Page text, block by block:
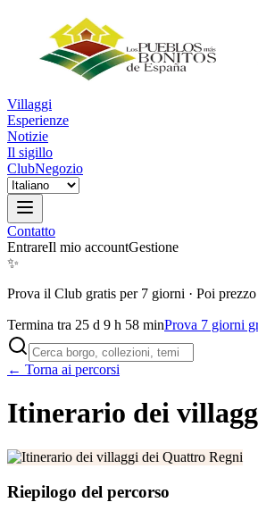
Villaggi
Esperienze
Notizie
Il sigillo
ClubNegozio
Contatto
EntrareIl mio accountGestione
✨
Prova il Club gratis per 7 giorni · Poi
Termina tra 25 d 9 h 58 minProva 7 giorni
← Torna ai percorsi
Itinerario dei
Riepilogo del percorso